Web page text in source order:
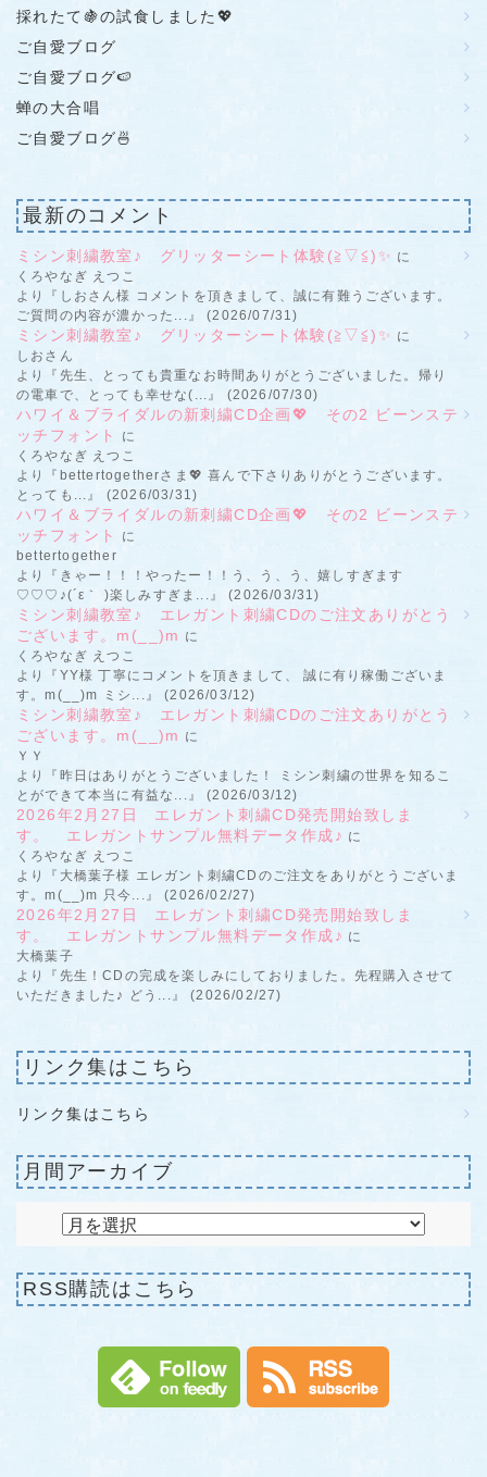
採れたて🍇の試食しました💖
ご自愛ブログ
ご自愛ブログ🍉
蝉の大合唱
ご自愛ブログ🍜
最新のコメント
ミシン刺繍教室♪ グリッターシート体験(≧▽≦)✨ に
くろやなぎ えつこ
より『しおさん様 コメントを頂きまして、誠に有難うございます。
ご質問の内容が濃かった...』 (2026/07/31)
ミシン刺繍教室♪ グリッターシート体験(≧▽≦)✨ に
しおさん
より『先生、とっても貴重なお時間ありがとうございました。帰り
の電車で、とっても幸せな(...』 (2026/07/30)
ハワイ＆ブライダルの新刺繍CD企画💖 その2 ビーンステ
ッチフォント
に
くろやなぎ えつこ
より『bettertogetherさま💖 喜んで下さりありがとうございます。
とっても...』 (2026/03/31)
ハワイ＆ブライダルの新刺繍CD企画💖 その2 ビーンステ
ッチフォント
に
bettertogether
より『きゃー！！！やったー！！う、う、う、嬉しすぎます
♡♡♡♪(´ε｀ )楽しみすぎま...』 (2026/03/31)
ミシン刺繍教室♪ エレガント刺繍CDのご注文ありがとう
ございます。m(__)m に
くろやなぎ えつこ
より『YY様 丁寧にコメントを頂きまして、 誠に有り稼働ございま
す。m(__)m ミシ...』 (2026/03/12)
ミシン刺繍教室♪ エレガント刺繍CDのご注文ありがとう
ございます。m(__)m に
ＹＹ
より『昨日はありがとうございました！ ミシン刺繍の世界を知るこ
とができて本当に有益な...』 (2026/03/12)
2026年2月27日 エレガント刺繍CD発売開始致しま
す。 エレガントサンプル無料データ作成♪ に
くろやなぎ えつこ
より『大橋葉子様 エレガント刺繍CDのご注文をありがとうございま
す。m(__)m 只今...』 (2026/02/27)
2026年2月27日 エレガント刺繍CD発売開始致しま
す。 エレガントサンプル無料データ作成♪ に
大橋葉子
より『先生！CDの完成を楽しみにしておりました。先程購入させて
いただきました♪ どう...』 (2026/02/27)
リンク集はこちら
リンク集はこちら
月間アーカイブ
RSS購読はこちら